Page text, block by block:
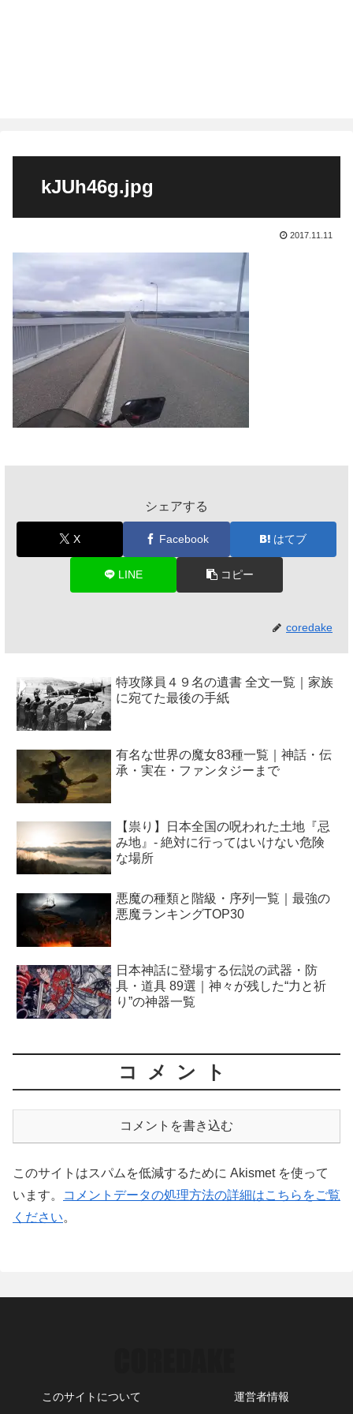
kJUh46g.jpg
2017.11.11
シェアする
X Facebook はてブ
LINE コピー
coredake
特攻隊員４９名の遺書 全文一覧｜家族
に宛てた最後の手紙
有名な世界の魔女83種一覧｜神話・伝
承・実在・ファンタジーまで
【祟り】日本全国の呪われた土地『忌
み地』- 絶対に行ってはいけない危険
な場所
悪魔の種類と階級・序列一覧｜最強の
悪魔ランキングTOP30
日本神話に登場する伝説の武器・防
具・道具 89選｜神々が残した“力と祈
り”の神器一覧
コメント
コメントを書き込む
このサイトはスパムを低減するために Akismet を使って
います。
コメントデータの処理方法の詳細はこちらをご覧
ください。
このサイトについて
運営者情報